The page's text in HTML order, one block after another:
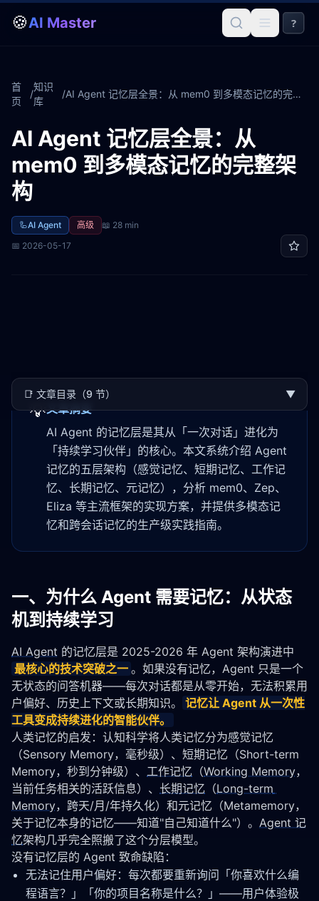
🍪AI Master ?
首
页
/
知识
库
/ AI Agent 记忆层全景：从 mem0 到多模态记忆的完整架构
AI Agent 记忆层全景：从
mem0 到多模态记忆的完整架
构
🦾AI Agent 高级 📖 28 min
📅 2026-05-17
📑 文章目录（9 节） ▼
💡文章摘要
AI Agent 的记忆层是其从「一次对话」进化为
「持续学习伙伴」的核心。本文系统介绍 Agent
记忆的五层架构（感觉记忆、短期记忆、工作记
忆、长期记忆、元记忆），分析 mem0、Zep、
Eliza 等主流框架的实现方案，并提供多模态记
忆和跨会话记忆的生产级实践指南。
一、为什么 Agent 需要记忆：从状态
机到持续学习
AI Agent 的记忆层是 2025-2026 年 Agent 架构演进中
最核心的技术突破之一 。如果没有记忆，Agent 只是一个
无状态的问答机器——每次对话都是从零开始，无法积累用
户偏好、历史上下文或长期知识。
记忆让 Agent 从一次性
工具变成持续进化的智能伙伴。
人类记忆的启发：认知科学将人类记忆分为感觉记忆
（Sensory Memory，毫秒级）、短期记忆（Short-term
Memory，秒到分钟级）、 工作记忆 （Working Memory，
当前任务相关的活跃信息）、 长期记忆 （Long-term
Memory，跨天/月/年持久化）和元记忆（Metamemory，
关于记忆本身的记忆——知道"自己知道什么"）。 Agent 记
忆架构几乎完全照搬了这个分层模型。
没有记忆层的 Agent 致命缺陷：
无法记住用户偏好：每次都要重新询问「你喜欢什么编
程语言？」「你的项目名称是什么？」——用户体验极